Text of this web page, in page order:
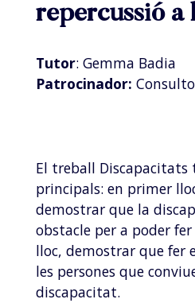
repercussió a
Tutor: Gemma Badia
Patrocinador:
El treball Discapacitats
principals: en primer
demostrar que la
obstacle per a poder
lloc, demostrar que fer
les persones que
discapacitat.